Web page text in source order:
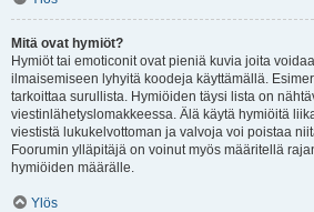
Mitä ovat hymiöt?
Hymiöt tai emoticonit ovat pieniä kuvia joita
ilmaisemiseen lyhyitä koodeja käyttämällä.
tarkoittaa surullista. Hymiöiden täysi lista on
viestinlähetyslomakkeessa. Älä käytä hymiöitä
viestistä lukukelvottoman ja valvoja voi poistaa
Foorumin ylläpitäjä on voinut myös määritellä
hymiöiden määrälle.
Ylös